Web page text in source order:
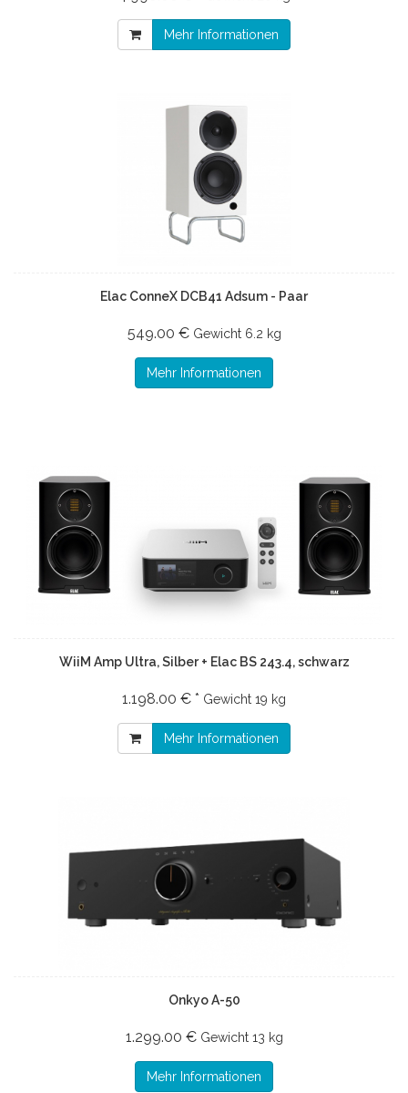
Mehr Informationen
Elac ConneX DCB41 Adsum - Paar
549.00 € Gewicht 6.2 kg
Mehr Informationen
WiiM Amp Ultra, Silber + Elac BS 243.4, schwarz
1.198.00 € * Gewicht 19 kg
Mehr Informationen
Onkyo A-50
1.299.00 € Gewicht 13 kg
Mehr Informationen